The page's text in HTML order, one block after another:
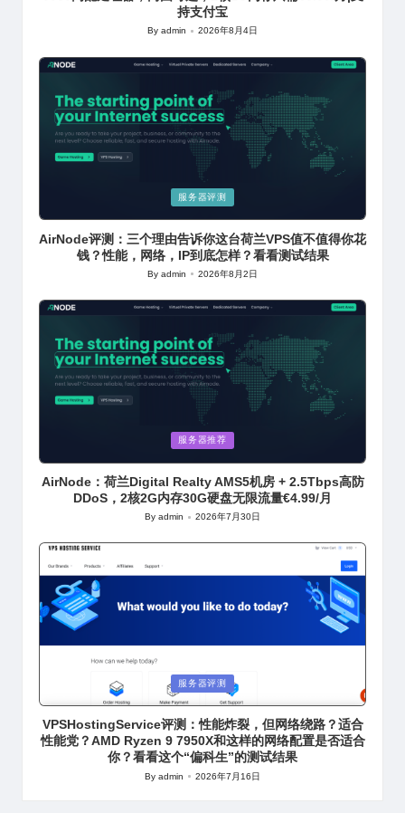
持支付宝
Posted
Byadmin 2026年8月4日
服务器评测
AirNode评测：三个理由告诉你这台荷兰VPS值不值得你花
钱？性能，网络，IP到底怎样？看看测试结果
Posted
Byadmin 2026年8月2日
服务器推荐
AirNode：荷兰Digital Realty AMS5机房 + 2.5Tbps高防
DDoS，2核2G内存30G硬盘无限流量€4.99/月
Posted
Byadmin 2026年7月30日
服务器评测
VPSHostingService评测：性能炸裂，但网络绕路？适合
性能党？AMD Ryzen 9 7950X和这样的网络配置是否适合
你？看看这个“偏科生”的测试结果
Posted
Byadmin 2026年7月16日